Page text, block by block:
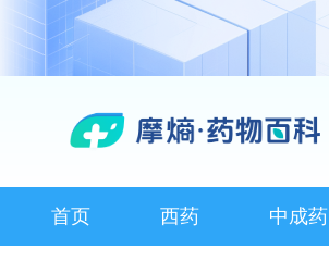
首页 西药 中成药